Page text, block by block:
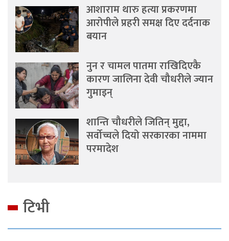
आशाराम थारु हत्या प्रकरणमा
आरोपीले प्रहरी समक्ष दिए दर्दनाक
बयान
नुन र चामल पातमा राखिदिएकै
कारण जालिना देवी चौधरीले ज्यान
गुमाइन्
शान्ति चौधरीले जितिन् मुद्दा,
सर्वोच्चले दियो सरकारका नाममा
परमादेश
टिभी